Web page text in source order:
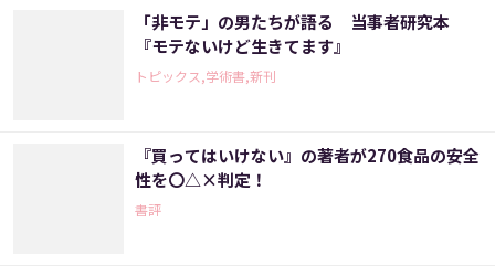
「非モテ」の男たちが語る 当事者研究本
『モテないけど生きてます』
トピックス,学術書,新刊
『買ってはいけない』の著者が270食品の安全
性を〇△×判定！
書評